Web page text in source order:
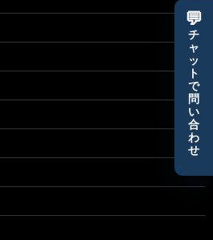
💬
チ
ャ
ッ
ト
で
問
い
合
わ
せ